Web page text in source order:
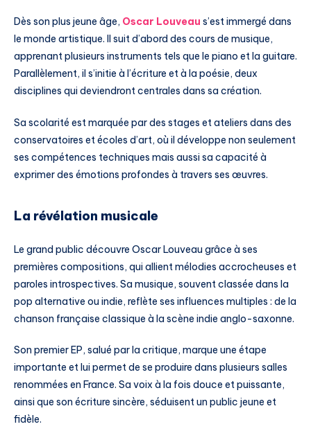
Dès son plus jeune âge, Oscar Louveau s’est immergé dans
le monde artistique. Il suit d’abord des cours de musique,
apprenant plusieurs instruments tels que le piano et la guitare.
Parallèlement, il s’initie à l’écriture et à la poésie, deux
disciplines qui deviendront centrales dans sa création.
Sa scolarité est marquée par des stages et ateliers dans des
conservatoires et écoles d’art, où il développe non seulement
ses compétences techniques mais aussi sa capacité à
exprimer des émotions profondes à travers ses œuvres.
La révélation musicale
Le grand public découvre Oscar Louveau grâce à ses
premières compositions, qui allient mélodies accrocheuses et
paroles introspectives. Sa musique, souvent classée dans la
pop alternative ou indie, reflète ses influences multiples : de la
chanson française classique à la scène indie anglo-saxonne.
Son premier EP, salué par la critique, marque une étape
importante et lui permet de se produire dans plusieurs salles
renommées en France. Sa voix à la fois douce et puissante,
ainsi que son écriture sincère, séduisent un public jeune et
fidèle.